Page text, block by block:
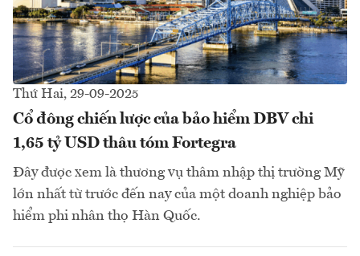
Thứ Hai, 29-09-2025
Cổ đông chiến lược của bảo hiểm DBV chi
1,65 tỷ USD thâu tóm Fortegra
Đây được xem là thương vụ thâm nhập thị trường Mỹ
lớn nhất từ trước đến nay của một doanh nghiệp bảo
hiểm phi nhân thọ Hàn Quốc.